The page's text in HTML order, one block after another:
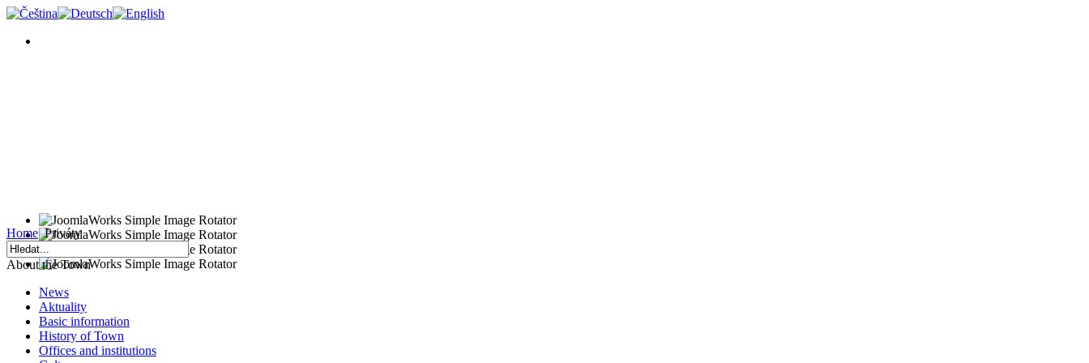
Home Priváty
About the Town
News
Aktuality
Basic information
History of Town
Offices and institutions